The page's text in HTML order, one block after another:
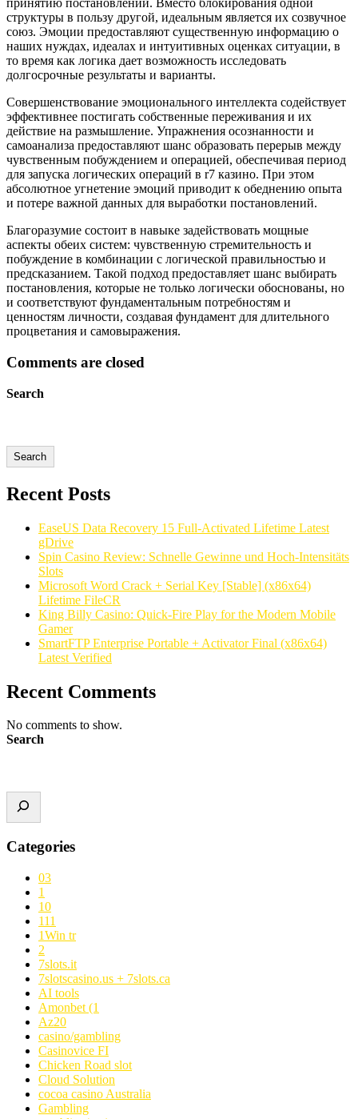
принятию постановлений. Вместо блокирования одной
структуры в пользу другой, идеальным является их созвучное
союз. Эмоции предоставляют существенную информацию о
наших нуждах, идеалах и интуитивных оценках ситуации, в
то время как логика дает возможность исследовать
долгосрочные результаты и варианты.
Совершенствование эмоционального интеллекта содействует
эффективнее постигать собственные переживания и их
действие на размышление. Упражнения осознанности и
самоанализа предоставляют шанс образовать перерыв между
чувственным побуждением и операцией, обеспечивая период
для запуска логических операций в r7 казино. При этом
абсолютное угнетение эмоций приводит к обеднению опыта
и потере важной данных для выработки постановлений.
Благоразумие состоит в навыке задействовать мощные
аспекты обеих систем: чувственную стремительность и
побуждение в комбинации с логической правильностью и
предсказанием. Такой подход предоставляет шанс выбирать
постановления, которые не только логически обоснованы, но
и соответствуют фундаментальным потребностям и
ценностям личности, создавая фундамент для длительного
процветания и самовыражения.
Comments are closed
Search
Search
Recent Posts
EaseUS Data Recovery 15 Full-Activated Lifetime Latest
gDrive
Spin Casino Review: Schnelle Gewinne und Hoch‑Intensitäts
Slots
Microsoft Word Crack + Serial Key [Stable] (x86x64)
Lifetime FileCR
King Billy Casino: Quick‑Fire Play for the Modern Mobile
Gamer
SmartFTP Enterprise Portable + Activator Final (x86x64)
Latest Verified
Recent Comments
No comments to show.
Search
Categories
03
1
10
111
1Win tr
2
7slots.it
7slotscasino.us + 7slots.ca
AI tools
Amonbet (1
Az20
casino/gambling
Casinovice FI
Chicken Road slot
Cloud Solution
cocoa casino Australia
Gambling